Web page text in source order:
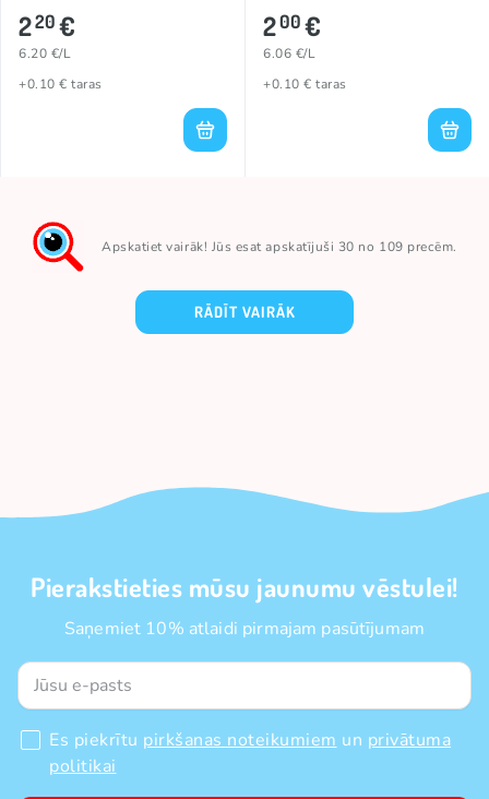
220€
6.20 €/L
+0.10 € taras
GRAPEFRUIT), 330ml
200€
6.06 €/L
+0.10 € taras
Apskatiet vairāk! Jūs esat apskatījuši 30 no 109 precēm.
RĀDĪT VAIRĀK
Pierakstieties mūsu jaunumu vēstulei!
Saņemiet 10% atlaidi pirmajam pasūtījumam
Es piekrītu pirkšanas noteikumiem un privātuma
politikai